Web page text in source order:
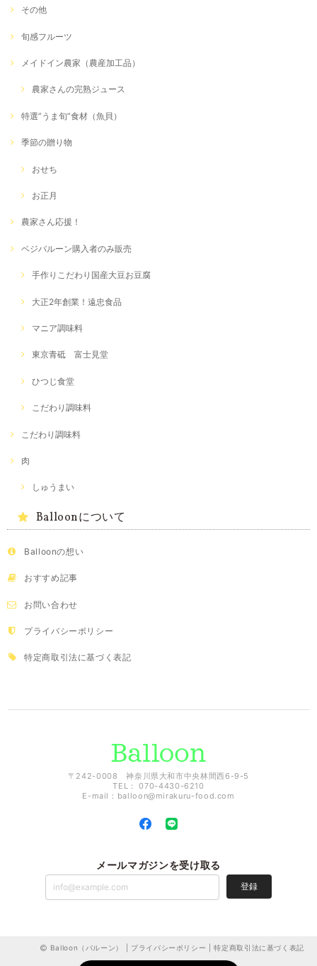
その他
旬感フルーツ
メイドイン農家（農産加工品）
農家さんの完熟ジュース
特選”うま旬”食材（魚貝）
季節の贈り物
おせち
お正月
農家さん応援！
ベジバルーン購入者のみ販売
手作りこだわり国産大豆お豆腐
大正2年創業！遠忠食品
マニア調味料
東京青砥 富士見堂
ひつじ食堂
こだわり調味料
こだわり調味料
肉
しゅうまい
Balloonについて
Balloonの想い
おすすめ記事
お問い合わせ
プライバシーポリシー
特定商取引法に基づく表記
〒242-0008 神奈川県大和市中央林間西6-9-5
TEL： 070-4430-6210
E-mail： balloon@mirakuru-food.com
メールマガジンを受け取る
登録
Balloon（バルーン） | プライバシーポリシー |特定商取引法に基づく表記